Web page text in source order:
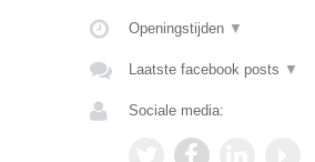
Openingstijden ▼
Laatste facebook posts ▼
Sociale media: